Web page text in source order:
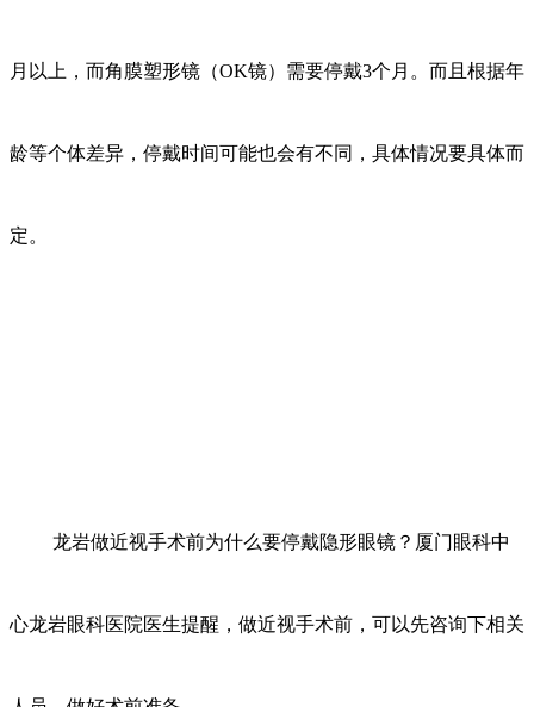
月以上，而角膜塑形镜（OK镜）需要停戴3个月。而且根据年
龄等个体差异，停戴时间可能也会有不同，具体情况要具体而
定。
龙岩做近视手术前为什么要停戴隐形眼镜？厦门眼科中
心龙岩眼科医院医生提醒，做近视手术前，可以先咨询下相关